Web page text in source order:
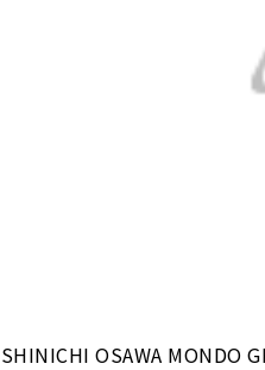
SHINICHI OSAWA MONDO